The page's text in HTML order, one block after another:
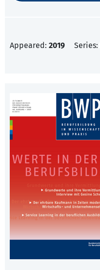
Appeared: 2019 Series: